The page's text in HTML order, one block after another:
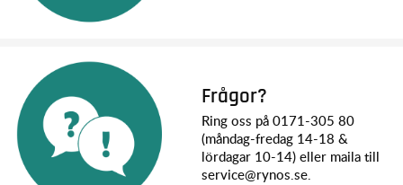
Frågor?
Ring oss på 0171-305 80
(måndag-fredag 14-18 &
lördagar 10-14) eller maila till
service@rynos.se.